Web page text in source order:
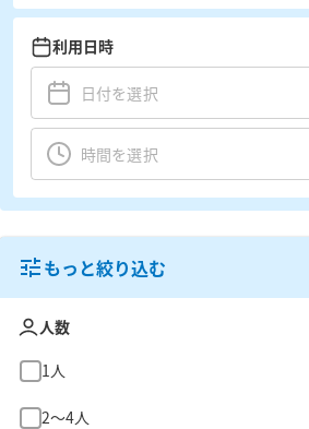
利用日時
もっと絞り込む
人数
1人
2〜4人